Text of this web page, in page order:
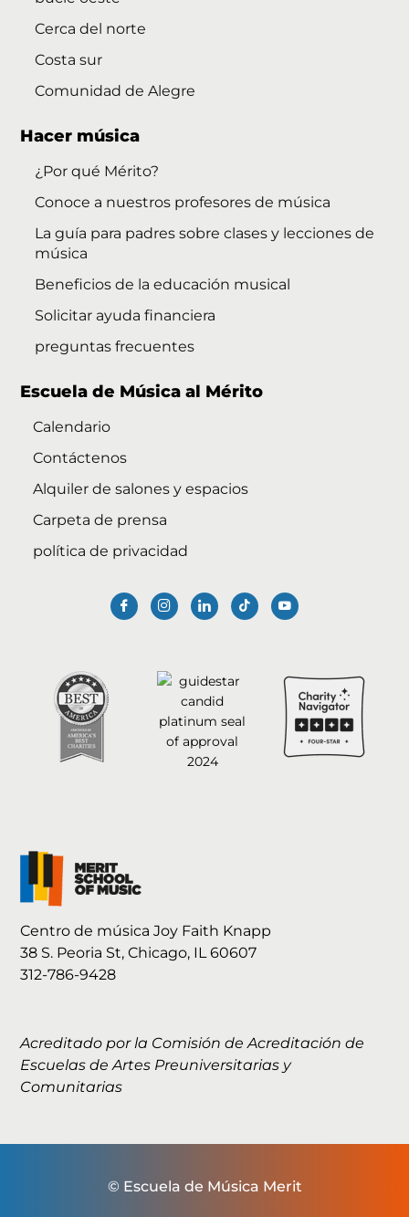
Cerca del norte
Costa sur
Comunidad de Alegre
Hacer música
¿Por qué Mérito?
Conoce a nuestros profesores de música
La guía para padres sobre clases y lecciones de
música
Beneficios de la educación musical
Solicitar ayuda financiera
preguntas frecuentes
Escuela de Música al Mérito
Calendario
Contáctenos
Alquiler de salones y espacios
Carpeta de prensa
política de privacidad
Centro de música Joy Faith Knapp
38 S. Peoria St, Chicago, IL 60607
312-786-9428
Acreditado por la Comisión de Acreditación de
Escuelas de Artes Preuniversitarias y
Comunitarias
© Escuela de Música Merit